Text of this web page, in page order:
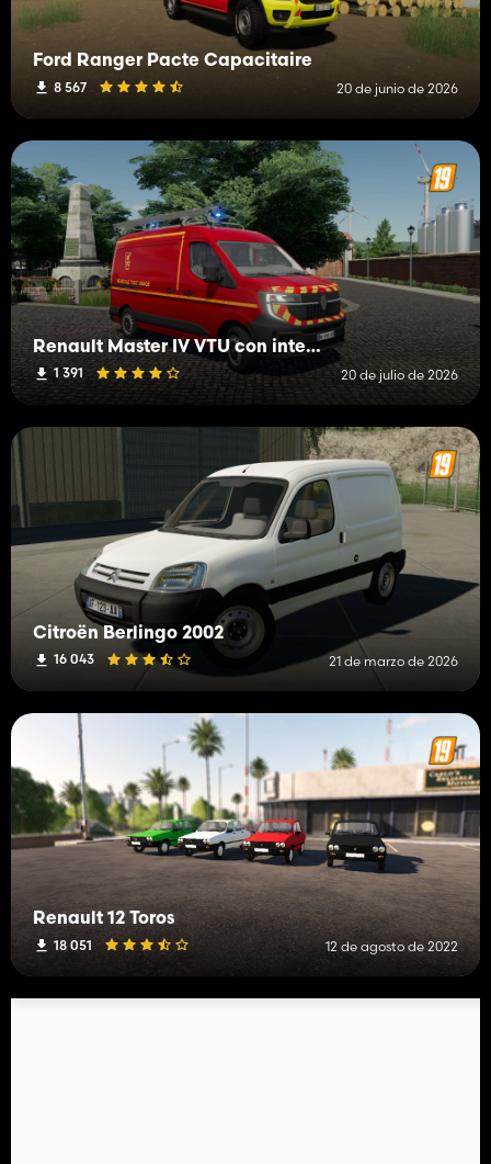
Ford Ranger Pacte Capacitaire
8 567 20 de junio de 2026
Renault Master IV VTU con interior
1 391 20 de julio de 2026
Citroën Berlingo 2002
16 043 21 de marzo de 2026
Renault 12 Toros
18 051 12 de agosto de 2022